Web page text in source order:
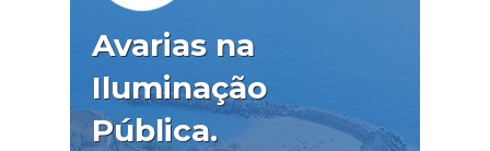
Avarias na
Iluminação
Pública.